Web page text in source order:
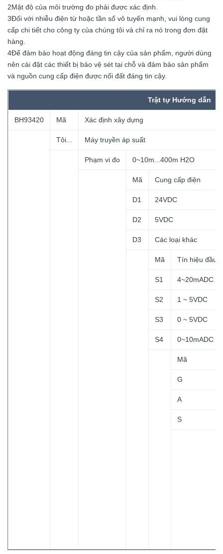
2Mật độ của môi trường đo phải được xác định.
3Đối với nhiễu điện từ hoặc tần số vô tuyến mạnh, vui lòng cung
cấp chi tiết cho công ty của chúng tôi và chỉ ra nó trong đơn đặt
hàng.
4Để đảm bảo hoạt động đáng tin cậy của sản phẩm, người dùng
nên cài đặt các thiết bị bảo vệ sét tại chỗ và đảm bảo sản phẩm
và nguồn cung cấp điện được nối đất đáng tin cậy.
Trật tự Hướng dẫn
BH93420 Mã Xác định xây dựng
Tôi... Máy truyền áp suất
Phạm vi đo 0~10m...400m H2O
Mã Cung cấp điện
D1 24VDC
D2 5VDC
D3 Các loại khác
Mã Tín hiệu đầu
S1 4~20mADC
S2 1 ~ 5VDC
S3 0 ~ 5VDC
S4 0~10mADC
Mã
G
A
S